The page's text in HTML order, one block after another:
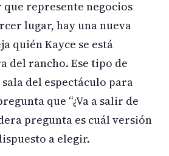
represente negocios
lugar, hay una nueva
quién Kayce se está
del rancho. Ese tipo de
del espectáculo para
que “¿Va a salir de
pregunta es cuál versión
a elegir.